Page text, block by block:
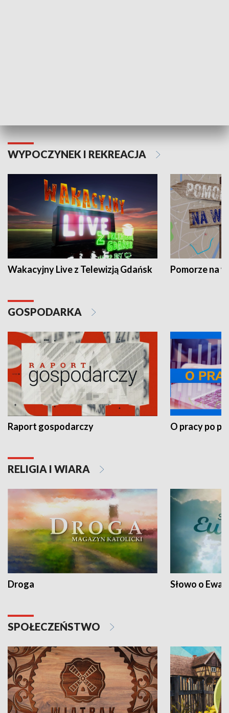
WYPOCZYNEK I REKREACJA
Wakacyjny Live z Telewizją Gdańsk Pomorze na
GOSPODARKA
Raport gospodarczy O pracy po
RELIGIA I WIARA
Droga Słowo o
SPOŁECZEŃSTWO